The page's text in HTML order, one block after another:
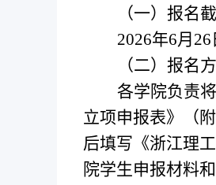
（一）报名
2026年6月26
（二）报名
各学院负责
立项申报表》（
后填写《浙江理
院学生申报材料